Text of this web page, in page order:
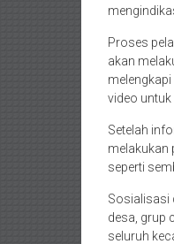
Proses
akan
video untuk
Setelah
melakukan
seperti
Sosialisasi
desa, grup
seluruh